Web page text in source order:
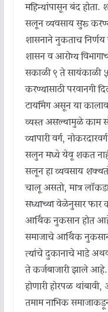
महिन्यांपासून बंद
सलून व्यवसाय सुरू
शासनाने नुकताच
शासन व आरोग्य
सकाळी ९ ते सायंकाळी
करण्यासाठी परवानगी
टायमिंग असून या
व्यस्त असल्यामुळे काम
व्यापारी वर्ग,
सलुन मध्ये येवू शकत
सलून हा व्यवसाय
चालू असतो, मात्र
सध्याच्या वेळेनुसार फार
आर्थिक नुकसान होत
समाजाचे आर्थिक
त्यांचे दुकानाचे भाडे
ते कर्जबाजारी झाले आहे.
होणारी होरपळ
तमाम नाभिक